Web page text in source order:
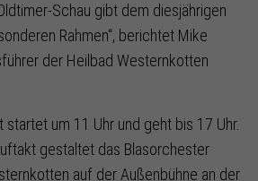
Schau gibt dem diesjährigen
Rahmen“, berichtet Mike
der Heilbad Westernkotten
um 11 Uhr und geht bis 17 Uhr.
gestaltet das Blasorchester
auf der Außenbühne an der